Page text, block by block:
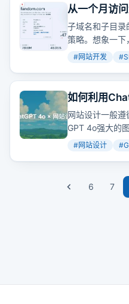
从一个月访
名和子目录
子域名和子目录
策略。想象一
一样月访问量
索引擎流量自然
#网站开发 #
如何利用
四方！
网站设计一般遵
GPT 4o强大的
打底阶段可以
图标等，在升
条、错误提示
#网站设计 #
6 7